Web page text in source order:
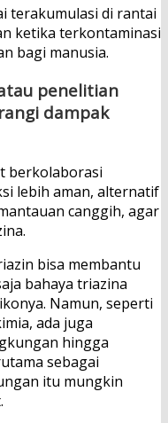
terakumulasi di rantai
ketika terkontaminasi
bagi manusia.
penelitian
dampak
berkolaborasi
lebih aman, alternatif
canggih, agar
bisa membantu
bahaya triazina
Namun, seperti
ada juga
hingga
sebagai
itu mungkin